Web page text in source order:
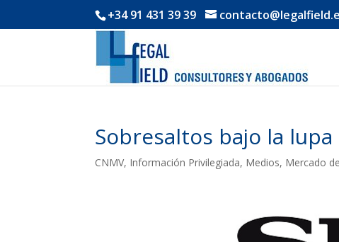
+34 91 431 39 39
Sobresaltos bajo la lupa
CNMV, Información Privilegiada, Medios, Mercado